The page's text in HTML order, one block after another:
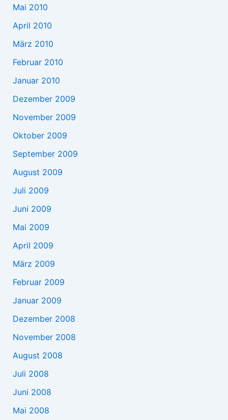
Mai 2010
April 2010
März 2010
Februar 2010
Januar 2010
Dezember 2009
November 2009
Oktober 2009
September 2009
August 2009
Juli 2009
Juni 2009
Mai 2009
April 2009
März 2009
Februar 2009
Januar 2009
Dezember 2008
November 2008
August 2008
Juli 2008
Juni 2008
Mai 2008